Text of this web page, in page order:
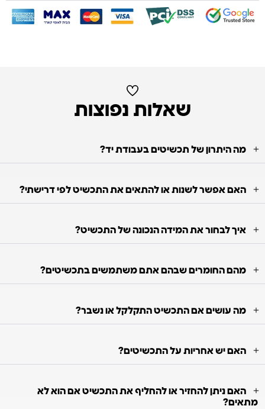
שאלות נפוצות
מה היתרון של תכשיטים בעבודת יד?
האם אפשר לשנות או להתאים את התכשיט לפי דרישתי?
איך לבחור את המידה הנכונה של התכשיט?
מהם החומרים שבהם אתם משתמשים בתכשיטים?
מה עושים אם התכשיט התקלקל או נשבר?
האם יש אחריות על התכשיטים?
האם ניתן להחזיר או להחליף את התכשיט אם הוא לא
מתאים?